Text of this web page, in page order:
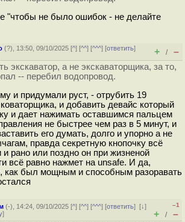
"чтобы не было ошибок - не делайте
(?), 13:50, 09/10/2025 [^] [^^] [^^^] [ответить]
+ / –
экскаватор, а не экскаваторщика, за то,
-- перебил водопровод.
и придумали руст, - отрубить 19
и добавить девайс который
и дает нажимать оставшимся пальцем
не быстрее чем раз в 5 минут, и
его думать, долго и упорно а не
правда секретную кнопочку всё
и рано или поздно он при жизненой
всё равно нажмет на unsafe. И да,
как был мощным и способным разоравать
(-), 14:24, 09/10/2025 [^] [^^] [^^^] [ответить][↓]
]
–1
+ / –